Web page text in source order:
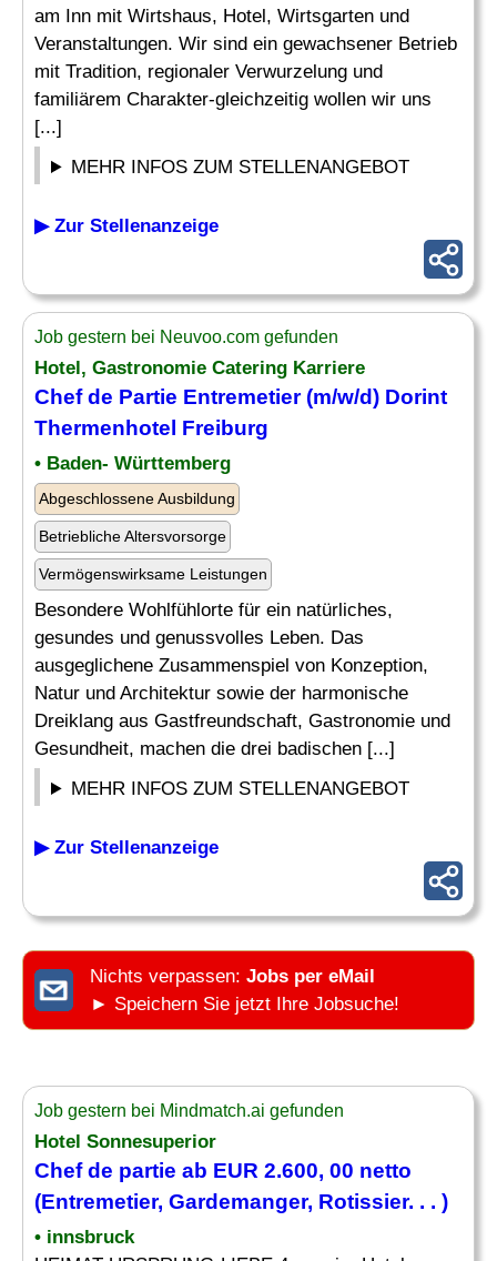
am Inn mit Wirtshaus, Hotel, Wirtsgarten und
Veranstaltungen. Wir sind ein gewachsener Betrieb
mit Tradition, regionaler Verwurzelung und
familiärem Charakter-gleichzeitig wollen wir uns
[...]
MEHR INFOS ZUM STELLENANGEBOT
▶ Zur Stellenanzeige
Job gestern bei Neuvoo.com gefunden
Hotel, Gastronomie Catering Karriere
Chefde Partie Entremetier(m/w/d) Dorint
Thermenhotel Freiburg
• Baden- Württemberg
Abgeschlossene Ausbildung
Betriebliche Altersvorsorge
Vermögenswirksame Leistungen
Besondere Wohlfühlorte für ein natürliches,
gesundes und genussvolles Leben. Das
ausgeglichene Zusammenspiel von Konzeption,
Natur und Architektur sowie der harmonische
Dreiklang aus Gastfreundschaft, Gastronomie und
Gesundheit, machen die drei badischen [...]
MEHR INFOS ZUM STELLENANGEBOT
▶ Zur Stellenanzeige
Nichts verpassen: Jobs per eMail
► Speichern Sie jetzt Ihre Jobsuche!
Job gestern bei Mindmatch.ai gefunden
Hotel Sonnesuperior
Chefde partie ab EUR 2.600, 00 netto
(Entremetier, Gardemanger, Rotissier. . . )
• innsbruck